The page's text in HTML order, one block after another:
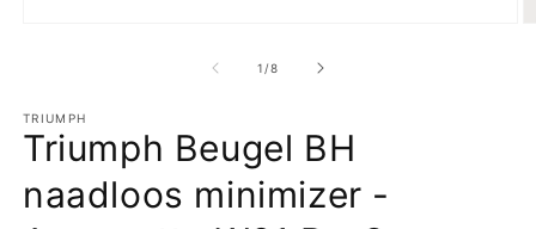
1 /van
8
TRIUMPH
Triumph Beugel BH
naadloos minimizer -